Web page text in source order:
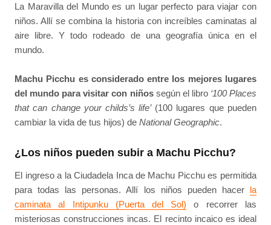
La Maravilla del Mundo es un lugar perfecto para viajar con
niños. Allí se combina la historia con increíbles caminatas al
aire libre. Y todo rodeado de una geografía única en el
mundo.
Machu Picchu es considerado entre los mejores lugares
del mundo para visitar con niñossegún el libro ‘100 Places
that can change your childs’s life’(100 lugares que pueden
cambiar la vida de tus hijos) deNational Geographic.
¿Los niños pueden subir a Machu Picchu?
El ingreso a la Ciudadela Inca de Machu Picchu es permitida
para todas las personas. Allí los niños pueden hacer la
caminata al Intipunku (Puerta del Sol) o recorrer las
misteriosas construcciones incas. El recinto incaico es ideal